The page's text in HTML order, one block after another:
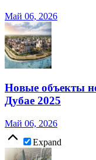
Май 06, 2026
Новые объекты
Дубае 2025
Май 06, 2026
Expand